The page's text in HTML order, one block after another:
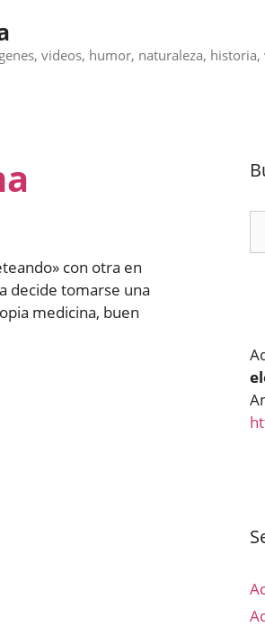
videos, humor, naturaleza,
con otra en
decide tomarse una
medicina, buen